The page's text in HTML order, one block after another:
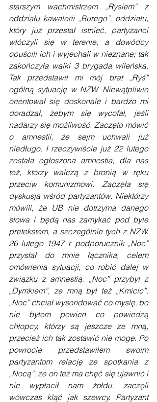
starszym wachmistrzem „Rysiem” z
oddziału kawalerii „Burego”, oddziału,
który już przestał istnieć, partyzanci
włóczyli się w terenie, a dowódcy
opuścili ich i wyjechali w nieznane; tak
zakończyła walki 3 brygada wileńska.
Tak przedstawił mi mój brat „Ryś”
ogólną sytuację w NZW. Niewątpliwie
orientował się doskonale i bardzo mi
doradzał, żebym się wycofał, jeśli
nadarzy się możliwość. Zaczęto mówić
o amnestii, że sejm uchwali już
niedługo. I rzeczywiście już 22 lutego
została ogłoszona amnestia, dla nas
też, którzy walczą z bronią w ręku
przeciw komunizmowi. Zaczęła się
dyskusja wśród partyzantów. Niektórzy
mówili, że UB nie dotrzyma danego
słowa i będą nas zamykać pod byle
pretekstem, a szczególnie tych z NZW.
26 lutego 1947 r. podporucznik „Noc”
przysłał do mnie łącznika, celem
omówienia sytuacji, co robić dalej w
związku z amnestią. „Noc” przybył z
„Dymkiem”, ze mną był też „Kmicic”.
„Noc” chciał wysondować co myslę, bo
nie byłem pewien co powiedzą
chłopcy, którzy są jeszcze ze mną,
przecież ich tak zostawić nie mogę. Po
powrocie przedstawiłem swoim
partyzantom relację ze spotkania z
„Nocą”, że on też ma chęć się ujawnić i
nie wypłacił nam żołdu, zaczęli
wówczas kląć jak szewcy. Partyzant